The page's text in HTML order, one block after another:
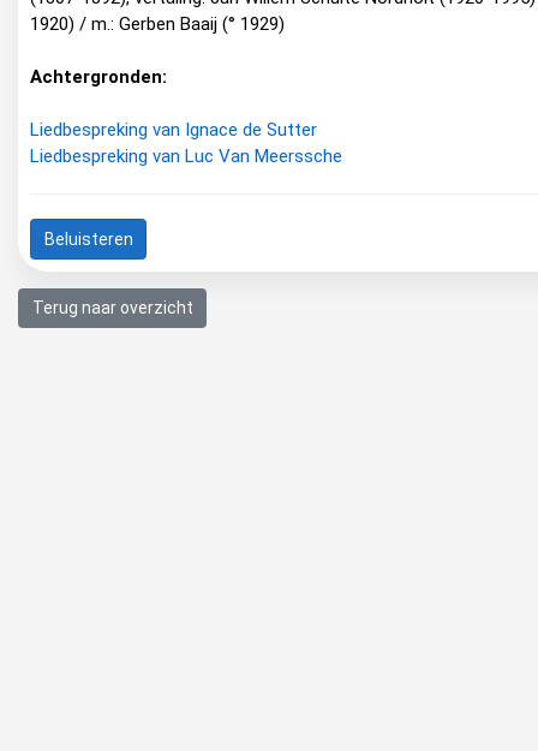
1920) / m.: Gerben Baaij (° 1929)
Achtergronden:
Liedbespreking van Ignace de Sutter
Liedbespreking van Luc Van Meerssche
Beluisteren
Terug naar overzicht